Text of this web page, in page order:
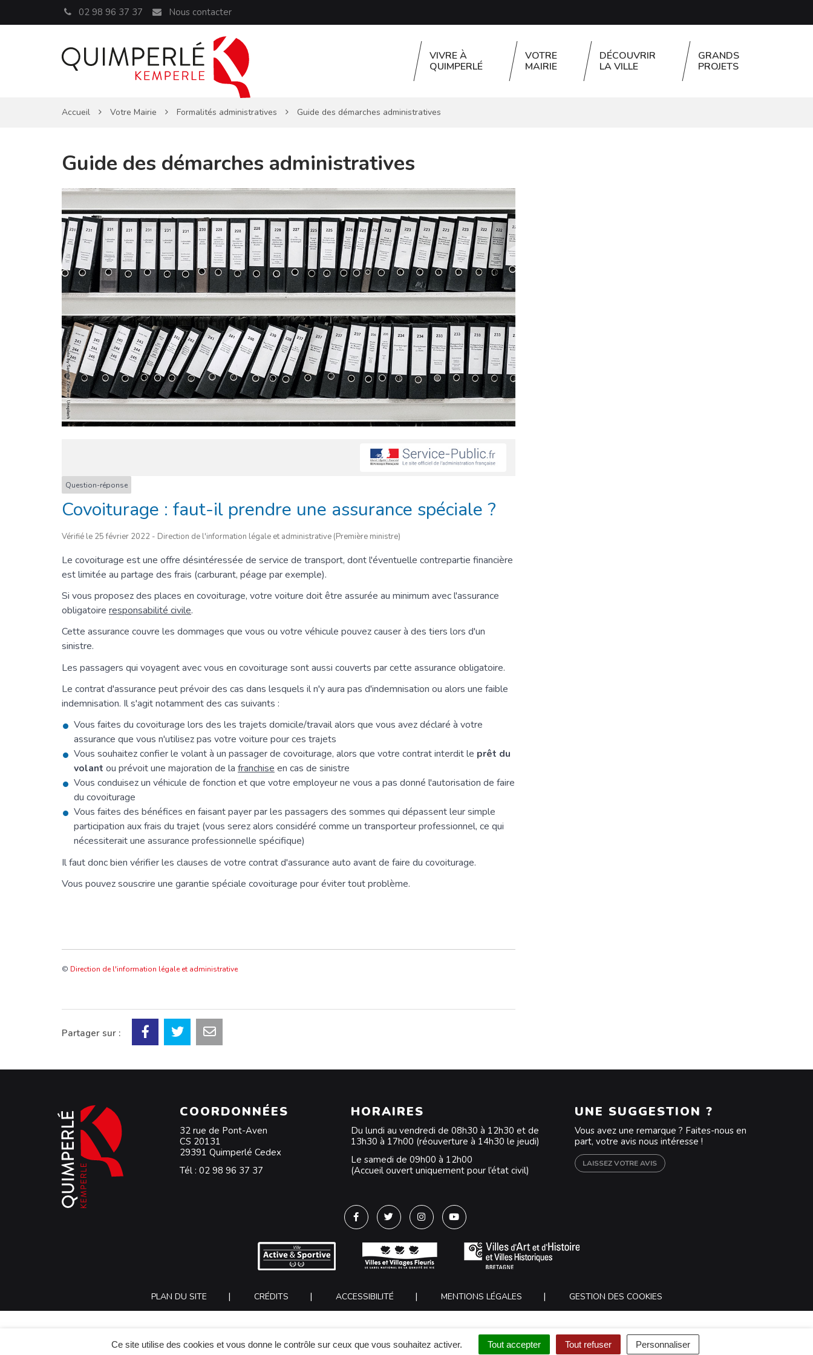
Ce site utilise des cookies et vous donne le contrôle sur ceux que vous souhaitez activer. Tout accepter Tout refuser Personnaliser
02 98 96 37 37 Nous contacter
VIVRE À
QUIMPERLÉ
VOTRE
MAIRIE
DÉCOUVRIR
LA VILLE
GRANDS
PROJETS
Accueil Votre Mairie Formalités administratives Guide des démarches administratives
Guide des démarches administratives
Question-réponse
Covoiturage : faut-il prendre une assurance spéciale ?
Vérifié le 25 février 2022 - Direction de l'information légale et administrative (Première ministre)
Le covoiturage est une offre désintéressée de service de transport, dont l'éventuelle contrepartie financière
est limitée au partage des frais (carburant, péage par exemple).
Si vous proposez des places en covoiturage, votre voiture doit être assurée au minimum avec l'assurance
obligatoire responsabilité civile.
Cette assurance couvre les dommages que vous ou votre véhicule pouvez causer à des tiers lors d'un
sinistre.
Les passagers qui voyagent avec vous en covoiturage sont aussi couverts par cette assurance obligatoire.
Le contrat d'assurance peut prévoir des cas dans lesquels il n'y aura pas d'indemnisation ou alors une faible
indemnisation. Il s'agit notamment des cas suivants :
Vous faites du covoiturage lors des les trajets domicile/travail alors que vous avez déclaré à votre
assurance que vous n'utilisez pas votre voiture pour ces trajets
Vous souhaitez confier le volant à un passager de covoiturage, alors que votre contrat interdit le prêt du
volant ou prévoit une majoration de la franchise en cas de sinistre
Vous conduisez un véhicule de fonction et que votre employeur ne vous a pas donné l'autorisation de faire
du covoiturage
Vous faites des bénéfices en faisant payer par les passagers des sommes qui dépassent leur simple
participation aux frais du trajet (vous serez alors considéré comme un transporteur professionnel, ce qui
nécessiterait une assurance professionnelle spécifique)
Il faut donc bien vérifier les clauses de votre contrat d'assurance auto avant de faire du covoiturage.
Vous pouvez souscrire une garantie spéciale covoiturage pour éviter tout problème.
© Direction de l'information légale et administrative
Partager sur :
COORDONNÉES
32 rue de Pont-Aven
CS 20131
29391 Quimperlé Cedex
Tél : 02 98 96 37 37
HORAIRES
Du lundi au vendredi de 08h30 à 12h30 et de
13h30 à 17h00 (réouverture à 14h30 le jeudi)
Le samedi de 09h00 à 12h00
(Accueil ouvert uniquement pour l’état civil)
UNE SUGGESTION ?
Vous avez une remarque ? Faites-nous en
part, votre avis nous intéresse !
LAISSEZ VOTRE AVIS
Lien vers le compte Facebook
Lien vers le compte Twitter
Lien vers le compte Instagram
Lien vers la chaîne Youtube
PLAN DU SITE CRÉDITS ACCESSIBILITÉ MENTIONS LÉGALES GESTION DES COOKIES